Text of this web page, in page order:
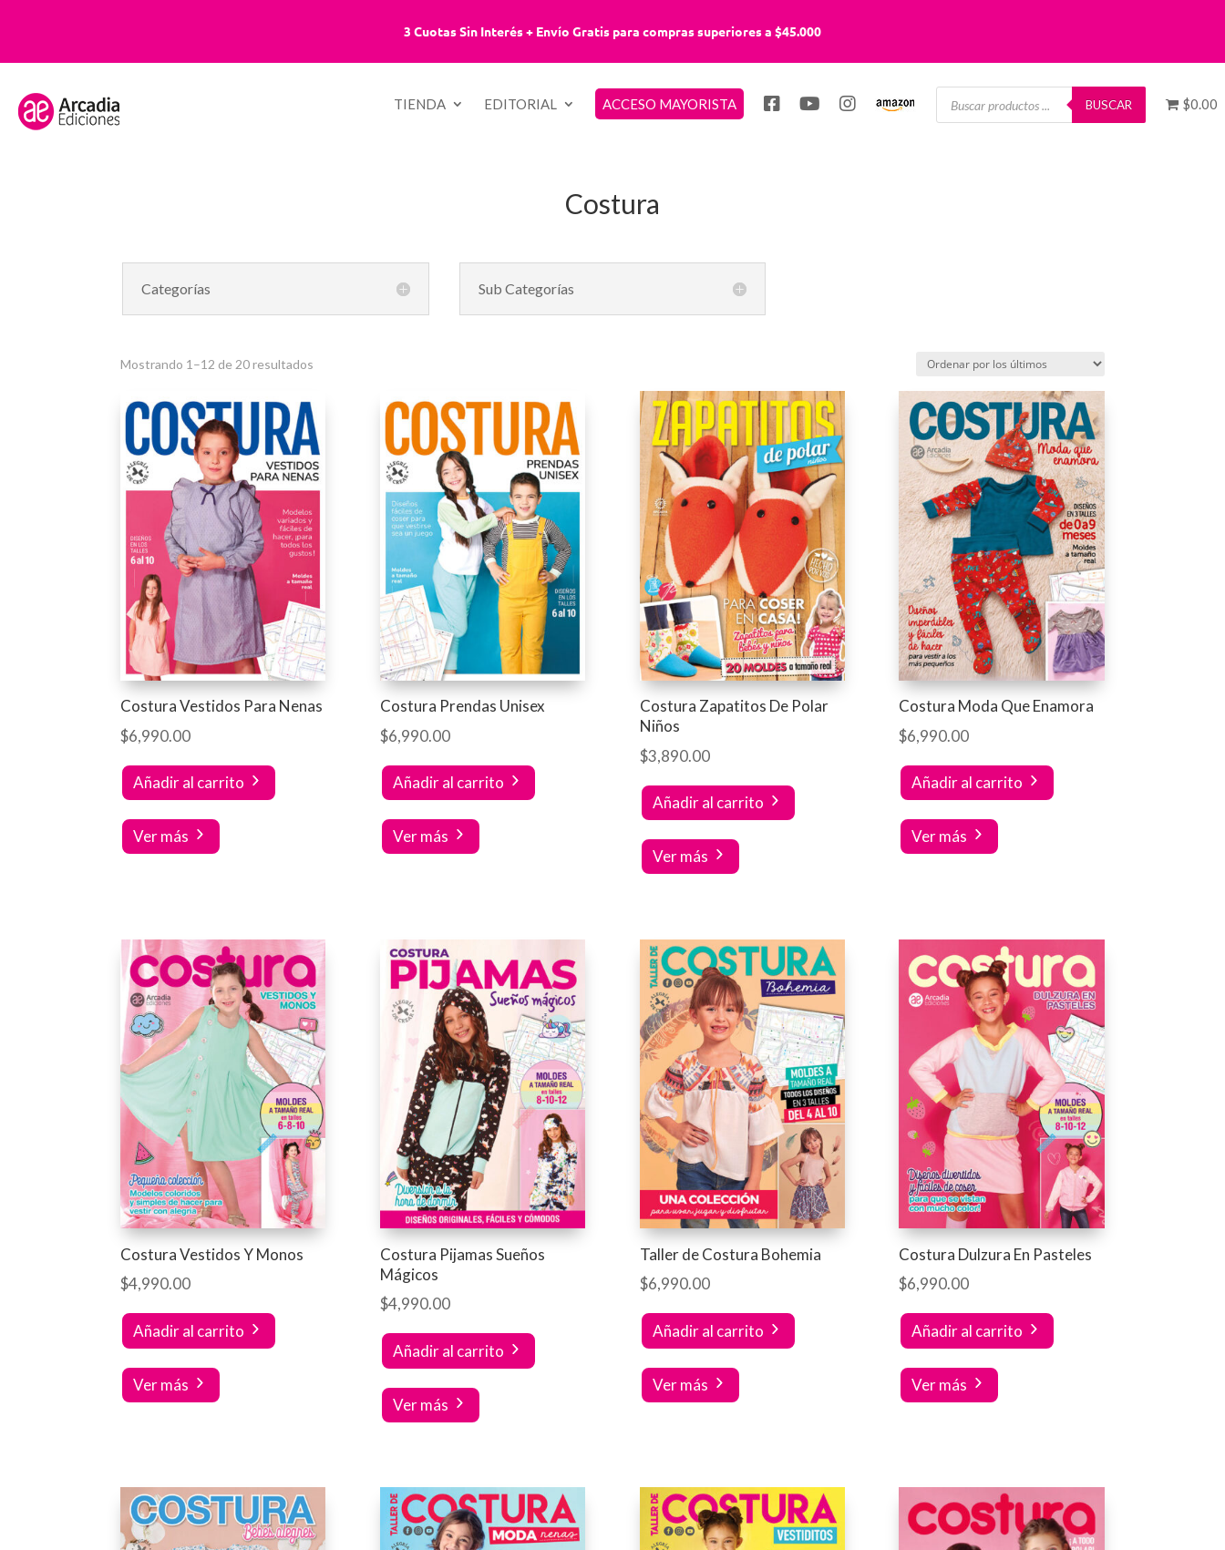
3 Cuotas Sin Interés + Envío Gratis para compras superiores a $45.000
TIENDA EDITORIAL ACCESO MAYORISTA
Búsqueda
productos
BUSCAR $0.00
Costura
Categorías Sub Categorías
Mostrando 1–12 de 20 resultados
Costura Vestidos Para Nenas
$6,990.00
Añadir al carrito
Ver más
Costura Prendas Unisex
$6,990.00
Añadir al carrito
Ver más
Costura Zapatitos De Polar
Niños
$3,890.00
Añadir al carrito
Ver más
Costura Moda Que Enamora
$6,990.00
Añadir al carrito
Ver más
Costura Vestidos Y Monos
$4,990.00
Añadir al carrito
Ver más
Costura Pijamas Sueños
Mágicos
$4,990.00
Añadir al carrito
Ver más
Taller de Costura Bohemia
$6,990.00
Añadir al carrito
Ver más
Costura Dulzura En Pasteles
$6,990.00
Añadir al carrito
Ver más